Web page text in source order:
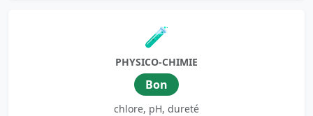
🧪
PHYSICO-CHIMIE
Bon
chlore, pH, dureté